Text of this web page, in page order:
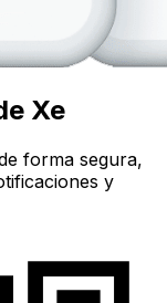
Xe
forma segura,
y